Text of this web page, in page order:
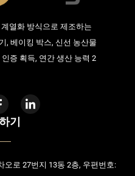
열화 방식으로 제조하는
, 베이킹 박스, 신선 농산물
증 획득, 연간 생산 능력 2
기
오로 27번지 13동 2층, 우편번호: